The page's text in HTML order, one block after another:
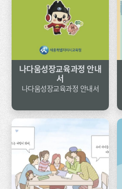
나다움성장교육과정 안내
서
나다움성장교육과정 안내서